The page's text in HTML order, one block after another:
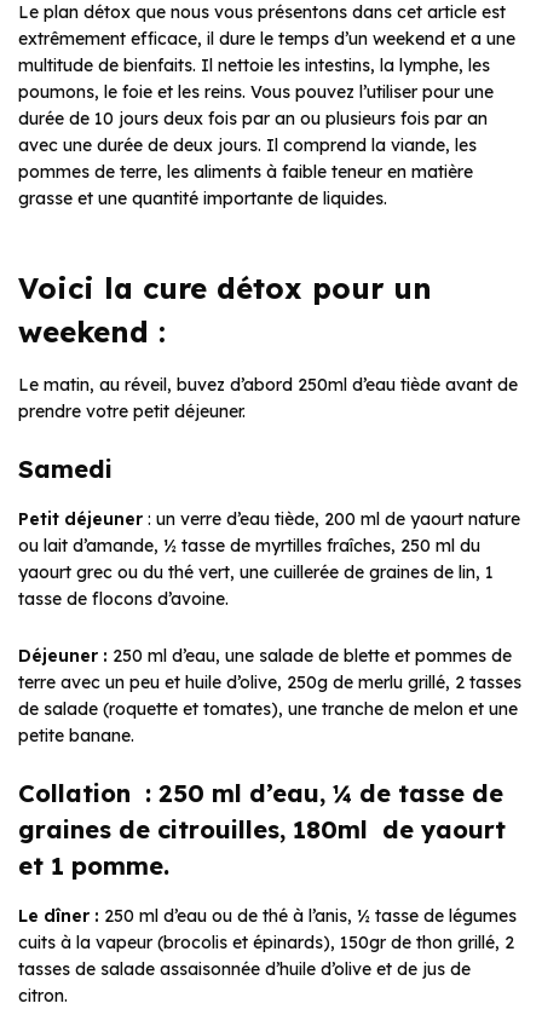
Le plan détox que nous vous présentons dans cet article est
extrêmement efficace, il dure le temps d’un weekend et a une
multitude de bienfaits. Il nettoie les intestins, la lymphe, les
poumons, le foie et les reins. Vous pouvez l’utiliser pour une
durée de 10 jours deux fois par an ou plusieurs fois par an
avec une durée de deux jours. Il comprend la viande, les
pommes de terre, les aliments à faible teneur en matière
grasse et une quantité importante de liquides.
Voici la cure détox pour un
weekend :
Le matin, au réveil, buvez d’abord 250ml d’eau tiède avant de
prendre votre petit déjeuner.
Samedi
Petit déjeuner : un verre d’eau tiède, 200 ml de yaourt nature
ou lait d’amande, ½ tasse de myrtilles fraîches, 250 ml du
yaourt grec ou du thé vert, une cuillerée de graines de lin, 1
tasse de flocons d’avoine.
Déjeuner : 250 ml d’eau, une salade de blette et pommes de
terre avec un peu et huile d’olive, 250g de merlu grillé, 2 tasses
de salade (roquette et tomates), une tranche de melon et une
petite banane.
Collation : 250 ml d’eau, ¼ de tasse de
graines de citrouilles, 180ml de yaourt
et 1 pomme.
Le dîner : 250 ml d’eau ou de thé à l’anis, ½ tasse de légumes
cuits à la vapeur (brocolis et épinards), 150gr de thon grillé, 2
tasses de salade assaisonnée d’huile d’olive et de jus de
citron.